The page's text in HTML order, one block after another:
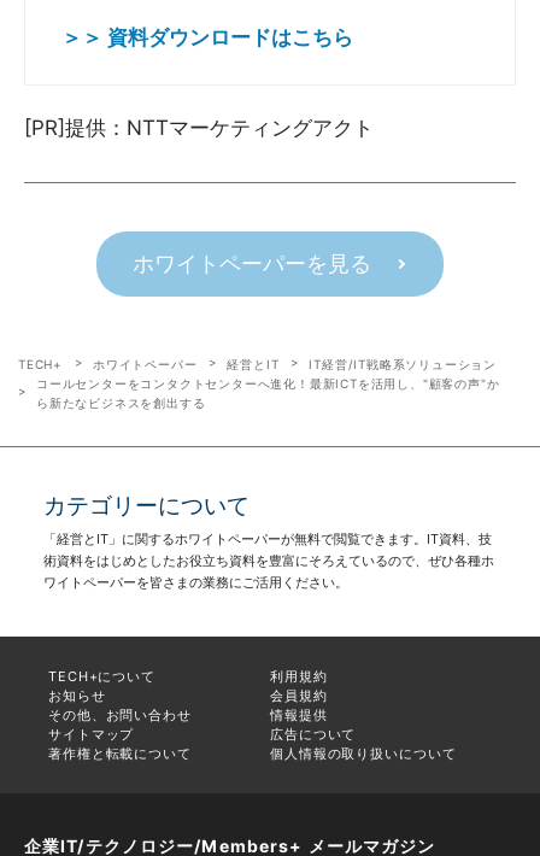
＞＞ 資料ダウンロードはこちら
[PR]提供：NTTマーケティングアクト
ホワイトペーパーを見る
TECH+ ホワイトペーパー 経営とIT
IT経営/IT戦略系ソリューション
コールセンターをコンタクトセンターへ進化！最新ICTを活用し、"顧客の声"か
ら新たなビジネスを創出する
カテゴリーについて
「経営とIT」に関するホワイトペーパーが無料で閲覧できます。IT資料、技
術資料をはじめとしたお役立ち資料を豊富にそろえているので、ぜひ各種ホ
ワイトペーパーを皆さまの業務にご活用ください。
TECH+について
利用規約
お知らせ
会員規約
その他、お問い合わせ
情報提供
サイトマップ
広告について
著作権と転載について
個人情報の取り扱いについて
企業IT/テクノロジー/Members+ メールマガジン